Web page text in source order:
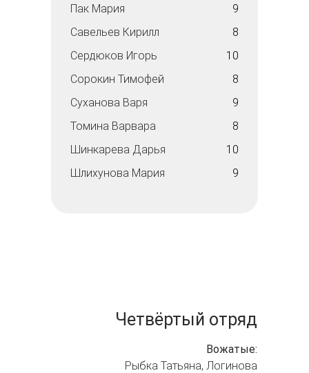
Пак Мария
Савельев Кирилл
Сердюков Игорь
Сорокин Тимофей
Суханова Варя
Томина Варвара
Шинкарева Дарья
Шлихунова Мария
9
8
10
8
9
8
10
9
Четвёртый отряд
Вожатые:
Рыбка Татьяна, Логинова